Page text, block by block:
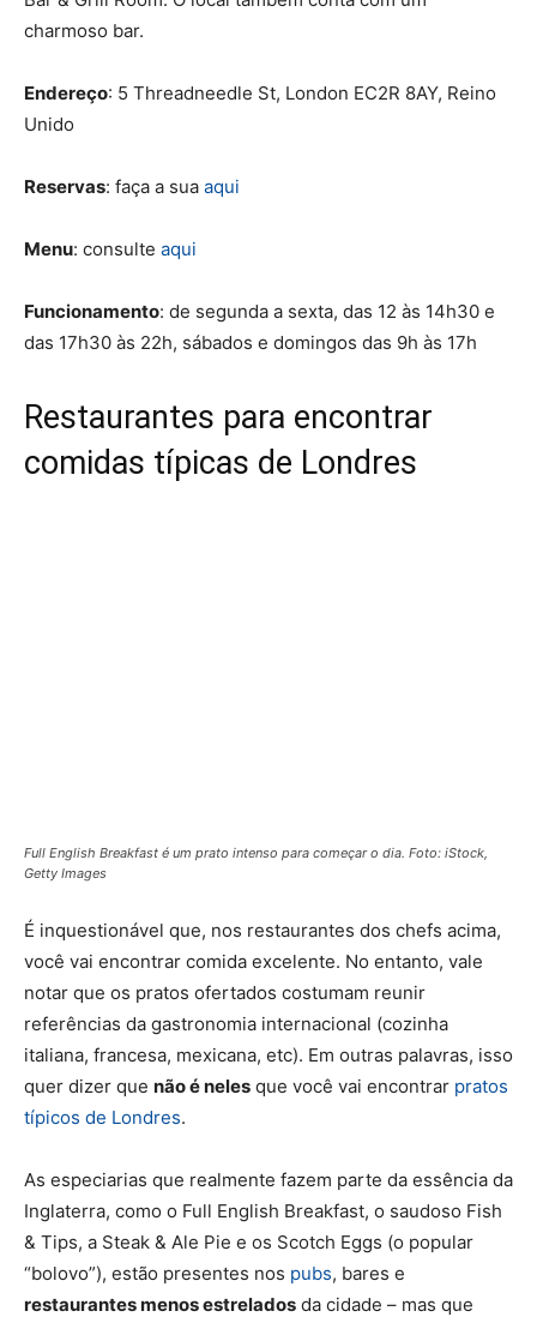
charmoso bar.
Endereço: 5 Threadneedle St, London EC2R 8AY, Reino
Unido
Reservas: faça a sua aqui
Menu: consulte aqui
Funcionamento: de segunda a sexta, das 12 às 14h30 e
das 17h30 às 22h, sábados e domingos das 9h às 17h
Restaurantes para encontrar
comidas típicas de Londres
Full English Breakfast é um prato intenso para começar o dia. Foto: iStock,
Getty Images
É inquestionável que, nos restaurantes dos chefs acima,
você vai encontrar comida excelente. No entanto, vale
notar que os pratos ofertados costumam reunir
referências da gastronomia internacional (cozinha
italiana, francesa, mexicana, etc). Em outras palavras, isso
quer dizer que não é neles que você vai encontrar pratos
típicos de Londres.
As especiarias que realmente fazem parte da essência da
Inglaterra, como o Full English Breakfast, o saudoso Fish
& Tips, a Steak & Ale Pie e os Scotch Eggs (o popular
“bolovo”), estão presentes nos pubs, bares e
restaurantes menos estrelados da cidade – mas que